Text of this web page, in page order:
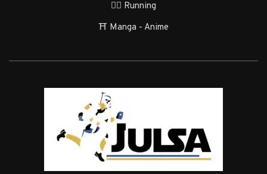
🏃‍♂️ Running
⛩️ Manga - Anime